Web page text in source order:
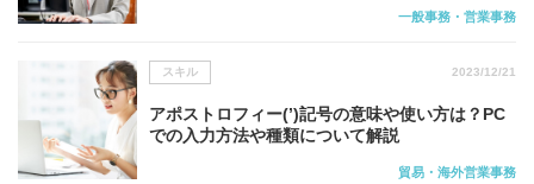
一般事務・営業事務
スキル 2023/12/21
アポストロフィー(’)記号の意味や使い方は？PC
での入力方法や種類について解説
貿易・海外営業事務